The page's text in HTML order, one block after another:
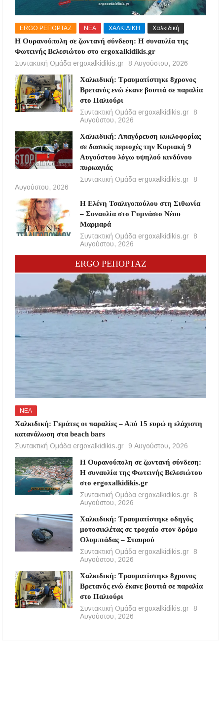
ERGO ΡΕΠΟΡΤΑΖ ΝΕΑ ΧΑΛΚΙΔΙΚΗ Χαλκιδική
Η Ουρανούπολη σε ζωντανή σύνδεση: Η συναυλία της
Φωτεινής Βελεσιώτου στο ergoxalkidikis.gr
Συντακτική Ομάδα ergoxalkidikis.gr
8 Αυγούστου, 2026
Χαλκιδική: Τραυματίστηκε 8χρονος
Βρετανός ενώ έκανε βουτιά σε παραλία
στο Παλιούρι
Συντακτική Ομάδα ergoxalkidikis.gr
8
Αυγούστου, 2026
Χαλκιδική: Απαγόρευση κυκλοφορίας
σε δασικές περιοχές την Κυριακή 9
Αυγούστου λόγω υψηλού κινδύνου
πυρκαγιάς
Συντακτική Ομάδα ergoxalkidikis.gr
8
Αυγούστου, 2026
Η Ελένη Τσαλιγοπούλου στη Σιθωνία
– Συναυλία στο Γυμνάσιο Νέου
Μαρμαρά
Συντακτική Ομάδα ergoxalkidikis.gr
8
Αυγούστου, 2026
ERGO ΡΕΠΟΡΤΑΖ
ΝΕΑ
Χαλκιδική: Γεμάτες οι παραλίες – Από 15 ευρώ η ελάχιστη
κατανάλωση στα beach bars
Συντακτική Ομάδα ergoxalkidikis.gr
9 Αυγούστου, 2026
Η Ουρανούπολη σε ζωντανή σύνδεση:
Η συναυλία της Φωτεινής Βελεσιώτου
στο ergoxalkidikis.gr
Συντακτική Ομάδα ergoxalkidikis.gr
8
Αυγούστου, 2026
Χαλκιδική: Τραυματίστηκε οδηγός
μοτοσικλέτας σε τροχαίο στον δρόμο
Ολυμπιάδας – Σταυρού
Συντακτική Ομάδα ergoxalkidikis.gr
8
Αυγούστου, 2026
Χαλκιδική: Τραυματίστηκε 8χρονος
Βρετανός ενώ έκανε βουτιά σε παραλία
στο Παλιούρι
Συντακτική Ομάδα ergoxalkidikis.gr
8
Αυγούστου, 2026